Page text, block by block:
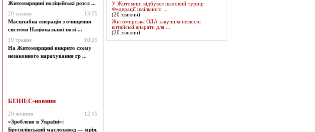
Житомирщині поліцейські розсл ...
20 травня
13:55
Масштабна операція з очищення
системи Національної полі ...
19 травня
10:29
На Житомирщині викрито схему
незаконного нарахування гр ...
БІЗНЕС-новини
20 жовтня
12:15
«Зроблено в Україні»:
Брусилівський маслозавод — мрія,
У Житомирі відбувся шаховий турнір
Федерації шкільного ...
(20 хвилин)
Житомирська ОДА закупила неякісні
китайські апарати для ...
(20 хвилин)